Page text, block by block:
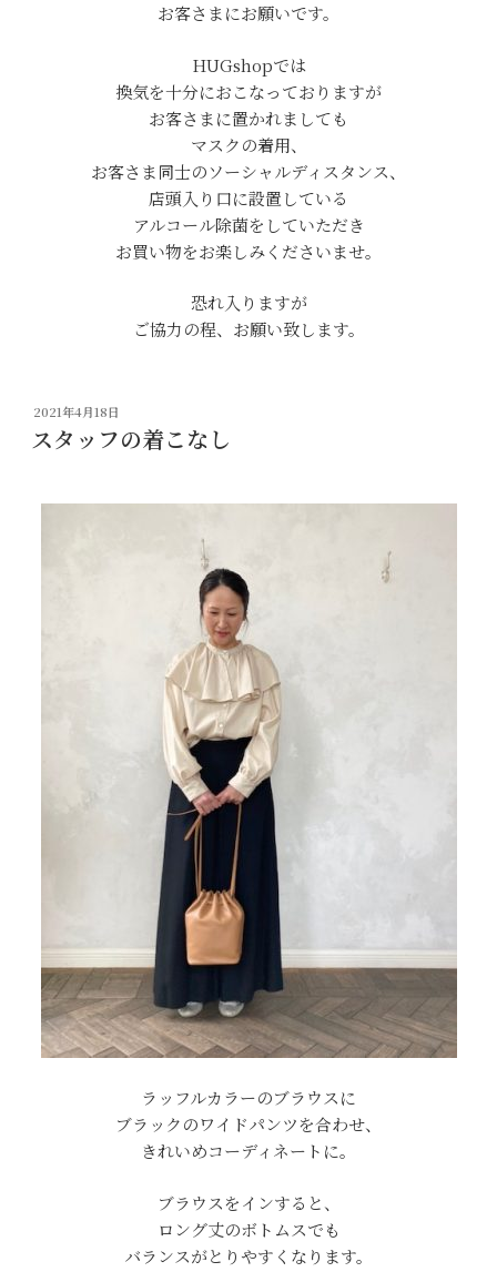
お客さまにお願いです。
HUGshopでは
換気を十分におこなっておりますが
お客さまに置かれましても
マスクの着用、
お客さま同士のソーシャルディスタンス、
店頭入り口に設置している
アルコール除菌をしていただき
お買い物をお楽しみくださいませ。
恐れ入りますが
ご協力の程、お願い致します。
投
稿
日:
2021年4月18日
スタッフの着こなし
ラッフルカラーのブラウスに
ブラックのワイドパンツを合わせ、
きれいめコーディネートに。
ブラウスをインすると、
ロング丈のボトムスでも
バランスがとりやすくなります。